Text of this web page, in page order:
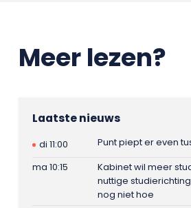
Meer lezen?
Laatste nieuws
di 11:00
Punt piept er even
ma 10:15
Kabinet wil meer
nuttige
nog niet hoe